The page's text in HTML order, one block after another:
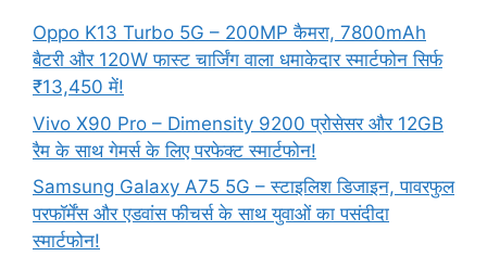
Oppo K13 Turbo 5G – 200MP कैमरा, 7800mAh
बैटरी और 120W फास्ट चार्जिंग वाला धमाकेदार स्मार्टफोन सिर्फ
₹13,450 में!
Vivo X90 Pro – Dimensity 9200 प्रोसेसर और 12GB
रैम के साथ गेमर्स के लिए परफेक्ट स्मार्टफोन!
Samsung Galaxy A75 5G – स्टाइलिश डिजाइन, पावरफुल
परफॉर्मेंस और एडवांस फीचर्स के साथ युवाओं का पसंदीदा
स्मार्टफोन!